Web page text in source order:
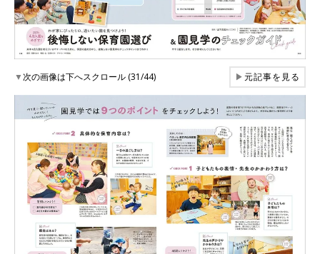
▼次の画像は下へスクロール (31/44) ▶元記事を見る